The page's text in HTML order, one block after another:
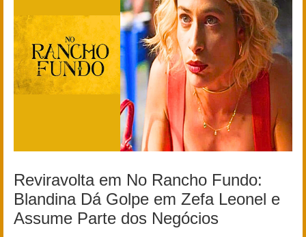
Reviravolta em No Rancho Fundo:
Blandina Dá Golpe em Zefa Leonel e
Assume Parte dos Negócios